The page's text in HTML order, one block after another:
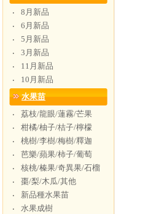
‧
8月新品
‧
6月新品
‧
5月新品
‧
3月新品
‧
11月新品
‧
10月新品
水果苗
‧
荔枝/龍眼/蓮霧/芒果
‧
柑橘/柚子/桔子/檸檬
‧
桃樹/李樹/梅樹/釋迦
‧
芭樂/蘋果/柿子/葡萄
‧
核桃/榛果/奇異果/石榴
‧
棗/梨/木瓜/其他
‧
新品種水果苗
‧
水果成樹